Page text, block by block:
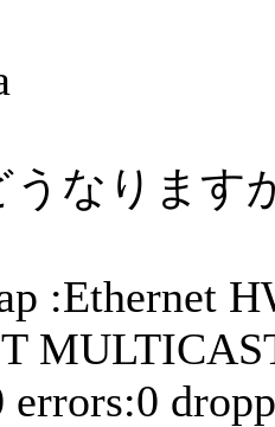
うなります
:Ethernet
errors:0